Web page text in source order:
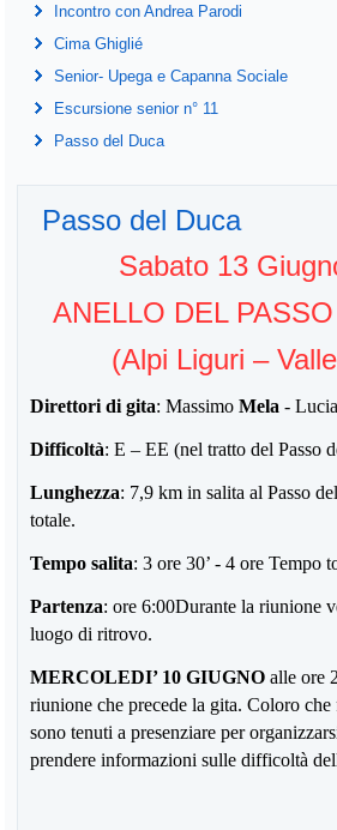
Incontro con Andrea Parodi
Cima Ghiglié
Senior- Upega e Capanna Sociale
Escursione senior n° 11
Passo del Duca
Passo del Duca
Sabato 13
ANELLO DEL
(Alpi Liguri –
Direttori di gita: MassimoMela -
Difficoltà: E – EE (nel tratto del Passo
Lunghezza: 7,9 km in salita al Passo
totale.
Tempo salita: 3 ore 30’ - 4 ore Tempo
Partenza: ore 6:00Durante la riunione
luogo di ritrovo.
MERCOLEDI’ 10 GIUGNO alle ore
riunione che precede la gita. Coloro che
sono tenuti a presenziare per
prendere informazioni sulle difficoltà